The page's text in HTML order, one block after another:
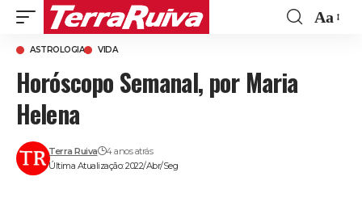
Aa
ASTROLOGIA VIDA
Horóscopo Semanal, por Maria
Helena
Última Atualização: 2022/Abr/Seg
Terra Ruiva 4 anos atrás